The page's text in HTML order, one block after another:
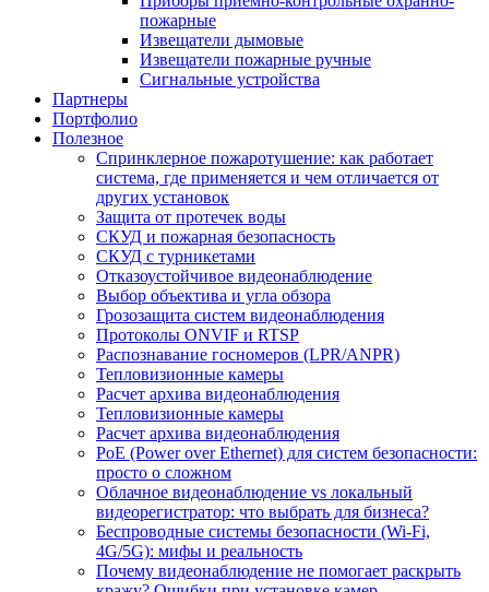
пожарные
Извещатели дымовые
Извещатели пожарные ручные
Сигнальные устройства
Партнеры
Портфолио
Полезное
Спринклерное пожаротушение: как работает
система, где применяется и чем отличается от
других установок
Защита от протечек воды
СКУД и пожарная безопасность
СКУД с турникетами
Отказоустойчивое видеонаблюдение
Выбор объектива и угла обзора
Грозозащита систем видеонаблюдения
Протоколы ONVIF и RTSP
Распознавание госномеров (LPR/ANPR)
Тепловизионные камеры
Расчет архива видеонаблюдения
Тепловизионные камеры
Расчет архива видеонаблюдения
PoE (Power over Ethernet) для систем безопасности:
просто о сложном
Облачное видеонаблюдение vs локальный
видеорегистратор: что выбрать для бизнеса?
Беспроводные системы безопасности (Wi-Fi,
4G/5G): мифы и реальность
Почему видеонаблюдение не помогает раскрыть